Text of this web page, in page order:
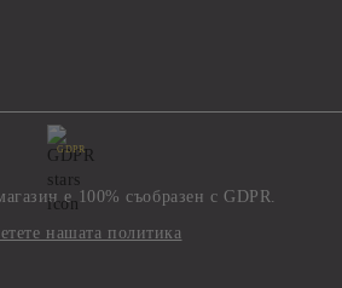
GDPR
е 100% съобразен с GDPR.
нашата политика